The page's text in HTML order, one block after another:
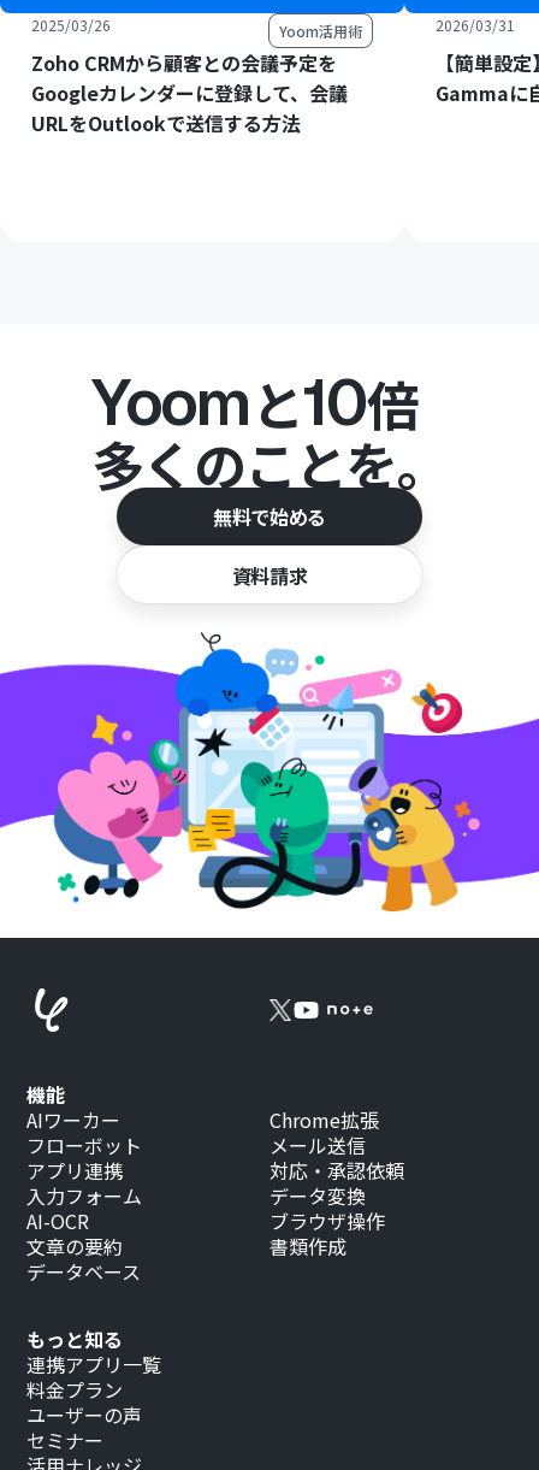
2025/03/26 Yoom活用術
Zoho CRMから顧客との会議予定を
Googleカレンダーに登録して、会議
URLをOutlookで送信する方法
2026/03/31
【簡単設
Gammaに
Yoomと10倍
多くのことを。
無料で始める
資料請求
もっと知る
連携アプリ一覧
料金プラン
ユーザーの声
セミナー
機能
AIワーカー
フローボット
アプリ連携
入力フォーム
AI-OCR
文章の要約
データベース
Chrome拡張
メール送信
対応・承認依頼
データ変換
ブラウザ操作
書類作成